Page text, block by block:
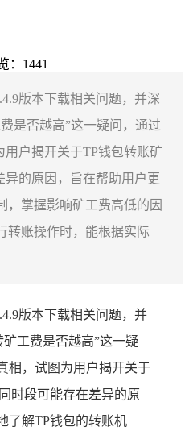
：1441
版本下载相关问题，并深
是否越高”这一疑问，通过
户揭开关于TP钱包转账矿
的原因，旨在帮助用户更
，掌握影响矿工费高低的因
转账操作时，能根据实际
版本下载相关问题，并
工费是否越高”这一疑
相，试图为用户揭开关于
时段可能存在差异的原
了解TP钱包的转账机